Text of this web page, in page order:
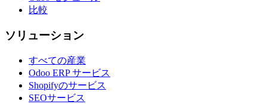
比較
ソリューション
すべての産業
Odoo ERP サービス
Shopifyのサービス
SEOサービス